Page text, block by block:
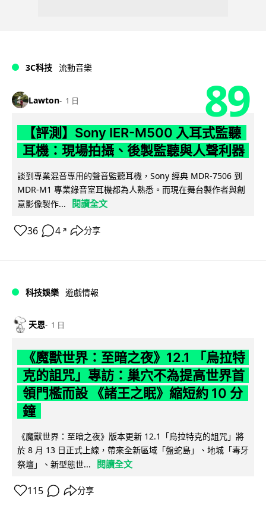
3C科技 流動音樂
Lawton 1 日 89
【評測】Sony IER-M500 入耳式監聽
耳機：現場拍攝、後製監聽與人聲利器
談到專業混音專用的聲音監聽耳機，Sony 經典 MDR-7506 到
MDR-M1 專業錄音室耳機都為人熟悉。而現在舞台製作者與創
意影像製作...
閱讀全文
36 4 ↗ 分享
科技娛樂 遊戲情報
天恩 1 日
《魔獸世界：至暗之夜》12.1 「烏拉特
克的詛咒」專訪：巢穴不為提高世界首
領門檻而設 《諸王之眠》縮短約 10 分
鐘
《魔獸世界：至暗之夜》版本更新 12.1「烏拉特克的詛咒」將
於 8 月 13 日正式上線，帶來全新區域「盤蛇島」、地城「毒牙
祭壇」、新型態世...
閱讀全文
115 分享